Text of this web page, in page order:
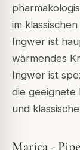
im
Ingwer ist
wärmendes
Ingwer ist
die geeignete
und
Marica -